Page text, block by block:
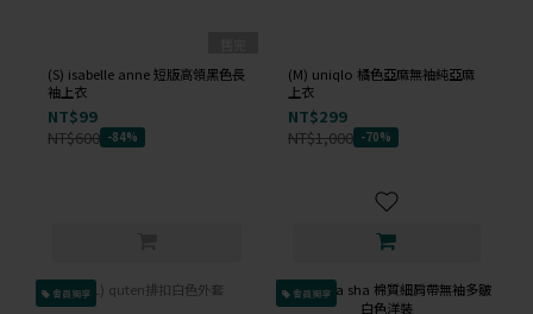
(S) isabelle anne 短版高領黑色長
袖上衣
NT$99
NT$600 -84%
(M) uniqlo 橘色亞麻無袖純亞麻
上衣
NT$299
NT$1,000 -70%
會員獨享 會員獨享